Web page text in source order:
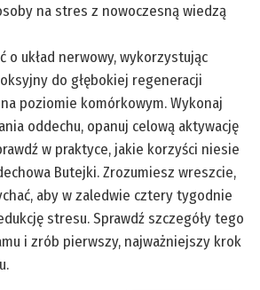
na stres z nowoczesną wiedzą
o układ nerwowy, wykorzystując
do głębokiej regeneracji
poziomie komórkowym. Wykonaj
oddechu, opanuj celową aktywację
w praktyce, jakie korzyści niesie
Butejki. Zrozumiesz wreszcie,
aby w zaledwie cztery tygodnie
stresu. Sprawdź szczegóły tego
i zrób pierwszy, najważniejszy krok